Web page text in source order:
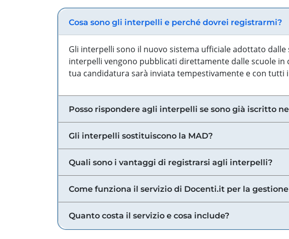
Cosa sono gli interpelli e perché dovrei registrarmi?
Gli interpelli sono il nuovo sistema ufficiale adottato dalle
interpelli vengono pubblicati direttamente dalle scuole in
tua candidatura sarà inviata tempestivamente e con
Posso rispondere agli interpelli se sono già iscritto
Gli interpelli sostituiscono la MAD?
Quali sono i vantaggi di registrarsi agli interpelli?
Come funziona il servizio di Docenti.it per la
Quanto costa il servizio e cosa include?